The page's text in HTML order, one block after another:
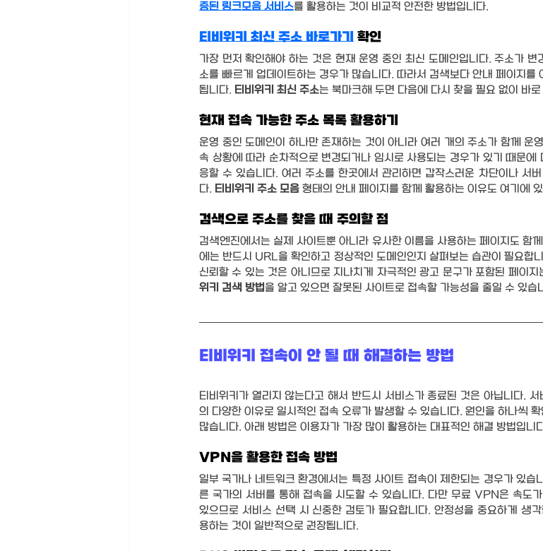
증된 링크모음 서비스를 활용하는 것이 비교적 안전한 방법입니다.
티비위키 최신 주소 바로가기 확인
가장 먼저 확인해야 하는 것은 현재 운영 중인 최신 도메인입니다. 주소가
소를 빠르게 업데이트하는 경우가 많습니다. 따라서 검색보다 안내 페이지를
됩니다. 티비위키 최신 주소는 북마크해 두면 다음에 다시 찾을 필요 없이 바
현재 접속 가능한 주소 목록 활용하기
운영 중인 도메인이 하나만 존재하는 것이 아니라 여러 개의 주소가 함께 운
속 상황에 따라 순차적으로 변경되거나 임시로 사용되는 경우가 있기 때문
응할 수 있습니다. 여러 주소를 한곳에서 관리하면 갑작스러운 차단이나 서
다. 티비위키 주소 모음 형태의 안내 페이지를 함께 활용하는 이유도 여기에
검색으로 주소를 찾을 때 주의할 점
검색엔진에서는 실제 사이트뿐 아니라 유사한 이름을 사용하는 페이지도 함
에는 반드시 URL을 확인하고 정상적인 도메인인지 살펴보는 습관이 필요합
신뢰할 수 있는 것은 아니므로 지나치게 자극적인 광고 문구가 포함된 페이
위키 검색 방법을 알고 있으면 잘못된 사이트로 접속할 가능성을 줄일 수 있습
티비위키 접속이 안 될 때 해결하는 방법
티비위키가 열리지 않는다고 해서 반드시 서비스가 종료된 것은 아닙니다.
의 다양한 이유로 일시적인 접속 오류가 발생할 수 있습니다. 원인을 하나씩
많습니다. 아래 방법은 이용자가 가장 많이 활용하는 대표적인 해결 방법입니
VPN을 활용한 접속 방법
일부 국가나 네트워크 환경에서는 특정 사이트 접속이 제한되는 경우가 있
른 국가의 서버를 통해 접속을 시도할 수 있습니다. 다만 무료 VPN은 속도
있으므로 서비스 선택 시 신중한 검토가 필요합니다. 안정성을 중요하게 생
용하는 것이 일반적으로 권장됩니다.